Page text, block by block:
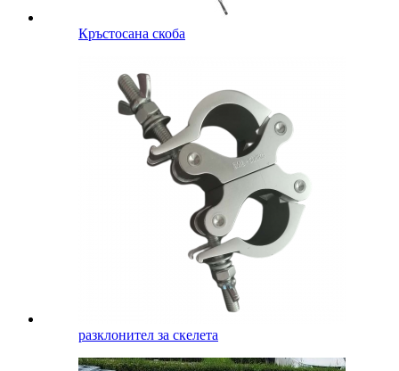
Кръстосана скоба
разклонител за скелета